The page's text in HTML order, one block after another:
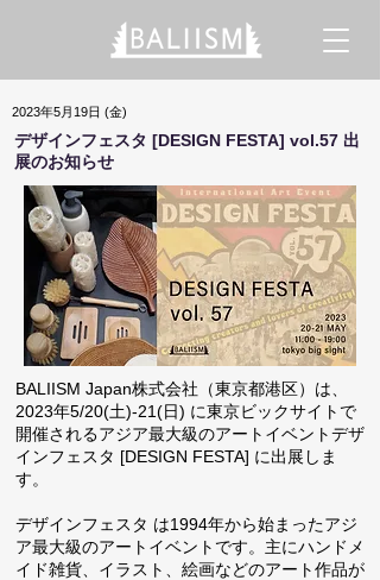
2023年5月19日 (金)
デザインフェスタ [DESIGN FESTA] vol.57 出
展のお知らせ
BALIISM Japan株式会社（東京都港区）は、
2023年5/20(土)-21(日) に東京ビックサイトで
開催されるアジア最大級のアートイベントデザ
インフェスタ [DESIGN FESTA] に出展しま
す。
デザインフェスタ は1994年から始まったアジ
ア最大級のアートイベントです。主にハンドメ
イド雑貨、イラスト、絵画などのアート作品が